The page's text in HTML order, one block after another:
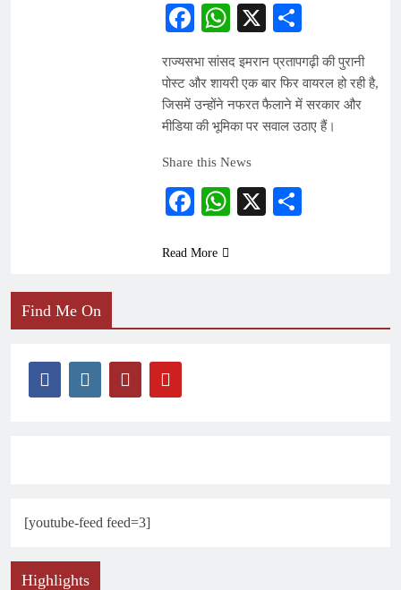
Facebook
WhatsApp
X
राज्यसभा सांसद इमरान प्रतापगढ़ी की पुरानी
पोस्ट और शायरी एक बार फिर वायरल हो रही है,
जिसमें उन्होंने नफरत फैलाने में सरकार और
मीडिया की भूमिका पर सवाल उठाए हैं।
Share this News
Facebook
WhatsApp
X
Read More
Find Me On
[youtube-feed feed=3]
Highlights